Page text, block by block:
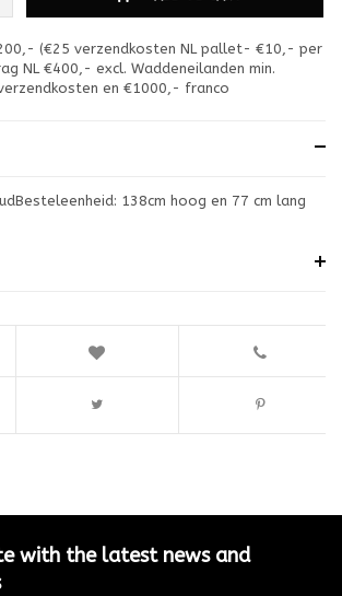
(€25 verzendkosten NL pallet- €10,- per
NL €400,- excl. Waddeneilanden min.
en €1000,- franco
138cm hoog en 77 cm lang
with the latest news and